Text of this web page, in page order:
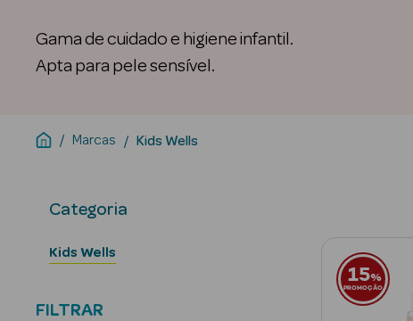
Gama de cuidado e higiene infantil.
Apta para pele sensível.
Marcas Kids Wells
Categoria
Kids Wells
FILTRAR
15%
PROMOÇÃO